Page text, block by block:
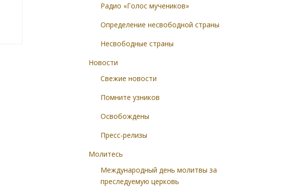
Радио «Голос мучеников»
Определение несвободной страны
Несвободные страны
Новости
Свежие новости
Помните узников
Освобождены
Пресс-релизы
Молитесь
Международный день молитвы за
преследуемую церковь